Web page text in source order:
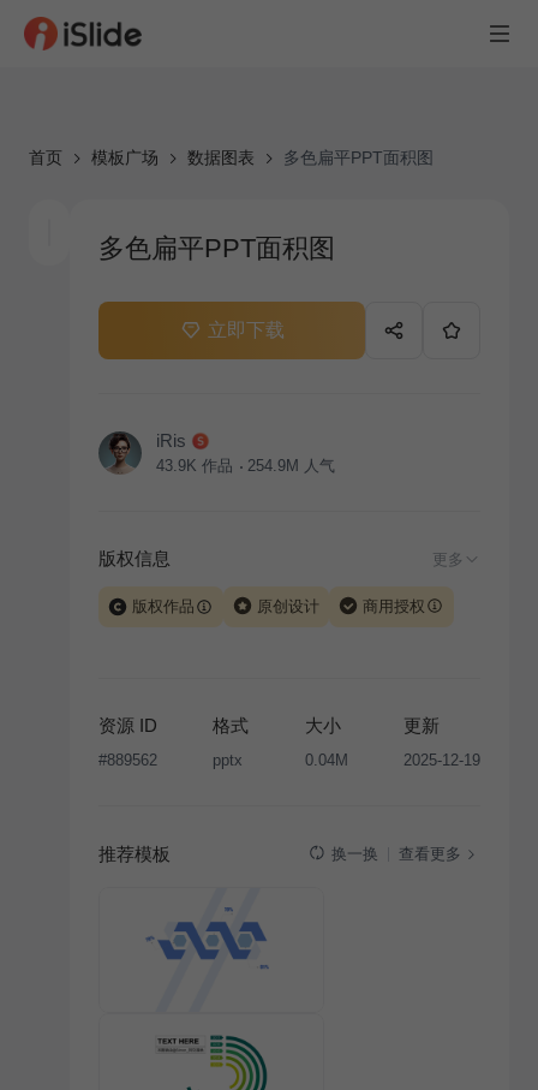
首页 模板广场 数据图表 多色扁平PPT面积图
多色扁平PPT面积图
立即下载
iRis
43.9K 作品 254.9M 人气
版权信息 更多
版权作品 原创设计 商用授权
版权声明
条款，禁止任何形式的转让、出售或出租，未
经投权许可任何人不得擅自转载和分发，否则将接照我
资源 ID
#889562
格式
pptx
大小
0.04M
更新
2025-12-19
推荐模板 换一换 查看更多